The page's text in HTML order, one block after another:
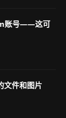
账号——这可
文件和图片